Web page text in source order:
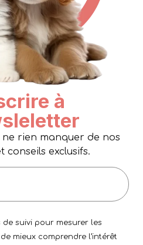
à
ne rien manquer de nos
conseils exclusifs.
suivi pour mesurer les
mieux comprendre l’intérêt